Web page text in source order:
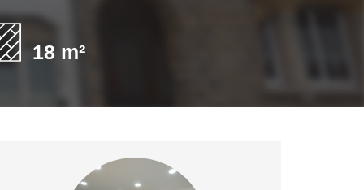
18 m²